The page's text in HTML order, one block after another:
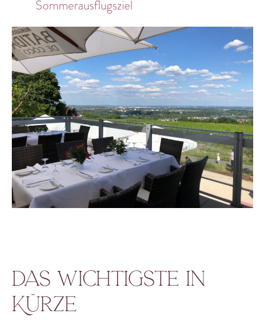
Sommerausflugsziel
Das Wichtigste in
Kürze